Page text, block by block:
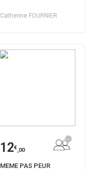
Catherine FOURNIER
12€,00
MEME PAS PEUR